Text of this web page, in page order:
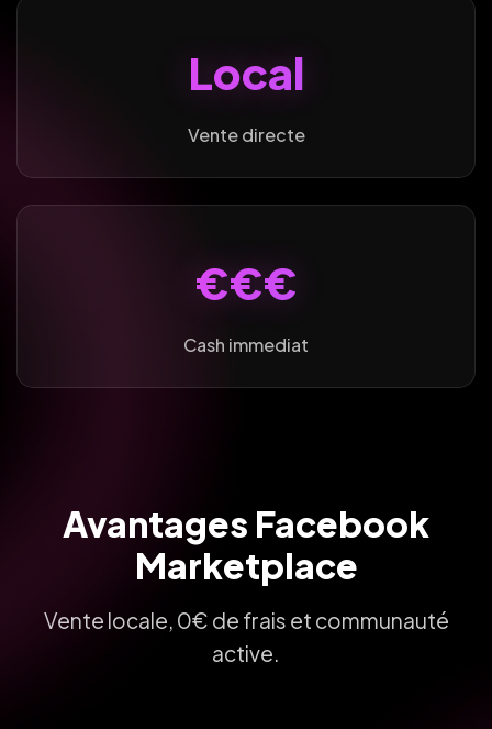
Local
Vente directe
€€€
Cash immediat
Avantages Facebook
Marketplace
Vente locale, 0€ de frais et communauté
active.